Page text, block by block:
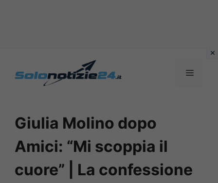
MENU
Giulia Molino dopo
Amici: “Mi scoppia il
cuore” | La confessione